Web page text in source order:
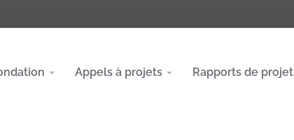
Appels à projets Rapports de projet